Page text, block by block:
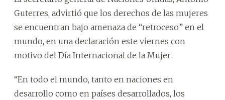
Guterres, advirtió que los derechos de las mujeres
se encuentran bajo amenaza de “retroceso” en el
mundo, en una declaración este viernes con
motivo del Día Internacional de la Mujer.
“En todo el mundo, tanto en naciones en
desarrollo como en países desarrollados, los